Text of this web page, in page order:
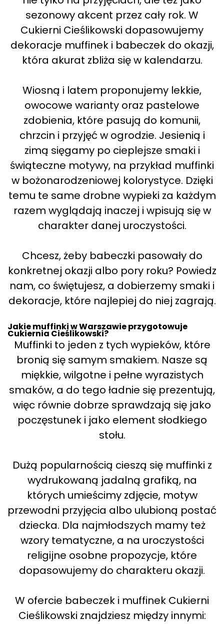
sezonowy akcent przez cały rok. W
Cukierni Cieślikowski dopasowujemy
dekoracje muffinek i babeczek do okazji,
która akurat zbliża się w kalendarzu.
Wiosną i latem proponujemy lekkie,
owocowe warianty oraz pastelowe
zdobienia, które pasują do komunii,
chrzcin i przyjęć w ogrodzie. Jesienią i
zimą sięgamy po cieplejsze smaki i
świąteczne motywy, na przykład muffinki
w bożonarodzeniowej kolorystyce. Dzięki
temu te same drobne wypieki za każdym
razem wyglądają inaczej i wpisują się w
charakter danej uroczystości.
Chcesz, żeby babeczki pasowały do
konkretnej okazji albo pory roku? Powiedz
nam, co świętujesz, a dobierzemy smaki i
dekoracje, które najlepiej do niej zagrają.
Jakie muffinki w Warszawie przygotowuje
Cukiernia Cieślikowski?
Muffinki to jeden z tych wypieków, które
bronią się samym smakiem. Nasze są
miękkie, wilgotne i pełne wyrazistych
smaków, a do tego ładnie się prezentują,
więc równie dobrze sprawdzają się jako
poczęstunek i jako element słodkiego
stołu.
Dużą popularnością cieszą się muffinki z
wydrukowaną jadalną grafiką, na
których umieścimy zdjęcie, motyw
przewodni przyjęcia albo ulubioną postać
dziecka. Dla najmłodszych mamy też
wzory tematyczne, a na uroczystości
religijne osobne propozycje, które
dopasowujemy do charakteru okazji.
W ofercie babeczek i muffinek Cukierni
Cieślikowski znajdziesz między innymi: